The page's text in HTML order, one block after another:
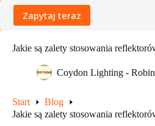
Skip
content
Zapytaj teraz
Jakie są zalety stosowania
Coydon Lighting - Robin
Start
Blog
Jakie są zalety stosowania